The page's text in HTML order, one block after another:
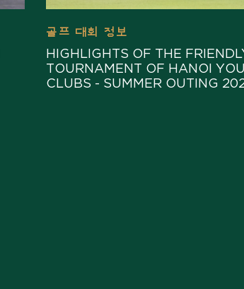
골프 대회 정보
HIGHLIGHTS OF THE
TOURNAMENT OF HANOI
CLUBS - SUMMER OUTING